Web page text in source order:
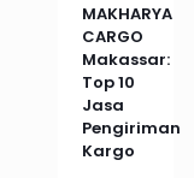
MAKHARYA
CARGO
Makassar:
Top 10
Jasa
Pengiriman
Kargo